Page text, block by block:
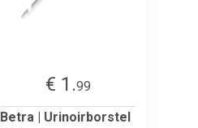
€ 1.99
Betra | Urinoirborstel